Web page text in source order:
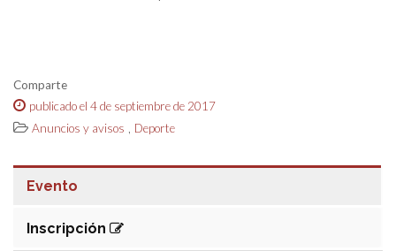
Comparte
publicado el 4 de septiembre de 2017
Anuncios y avisos , Deporte
Evento
Inscripción